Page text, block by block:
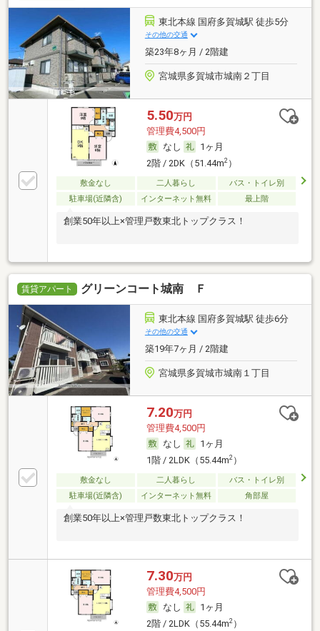
東北本線 国府多賀城駅 徒歩5分
その他の交通
築23年8ヶ月 / 2階建
宮城県多賀城市城南２丁目
5.50万円
管理費4,500円
なし
1ヶ月
2階 / 2DK（51.44m2）
敷金なし 二人暮らし
バス・トイレ別
駐車場(近隣含)
インターネット無料 最上階
創業50年以上×管理戸数東北トップクラス！
賃貸アパート グリーンコート城南 Ｆ
東北本線 国府多賀城駅 徒歩6分
その他の交通
築19年7ヶ月 / 2階建
宮城県多賀城市城南１丁目
7.20万円
管理費4,500円
なし
1ヶ月
1階 / 2LDK（55.44m2）
敷金なし 二人暮らし
バス・トイレ別
駐車場(近隣含)
インターネット無料 角部屋
創業50年以上×管理戸数東北トップクラス！
7.30万円
管理費4,500円
なし
1ヶ月
2階 / 2LDK（55.44m2）